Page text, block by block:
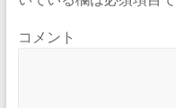
コメント